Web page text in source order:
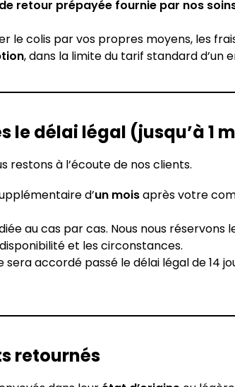
retour prépayée fournie par nos
le colis par vos propres moyens, les
, dans la limite du tarif standard d’un
le délai légal (jusqu’à 1
restons à l’écoute de nos clients.
d’un moisaprès votre
au cas par cas. Nous nous réservons
et les circonstances.
accordé passé le délai légal de 14
retournés